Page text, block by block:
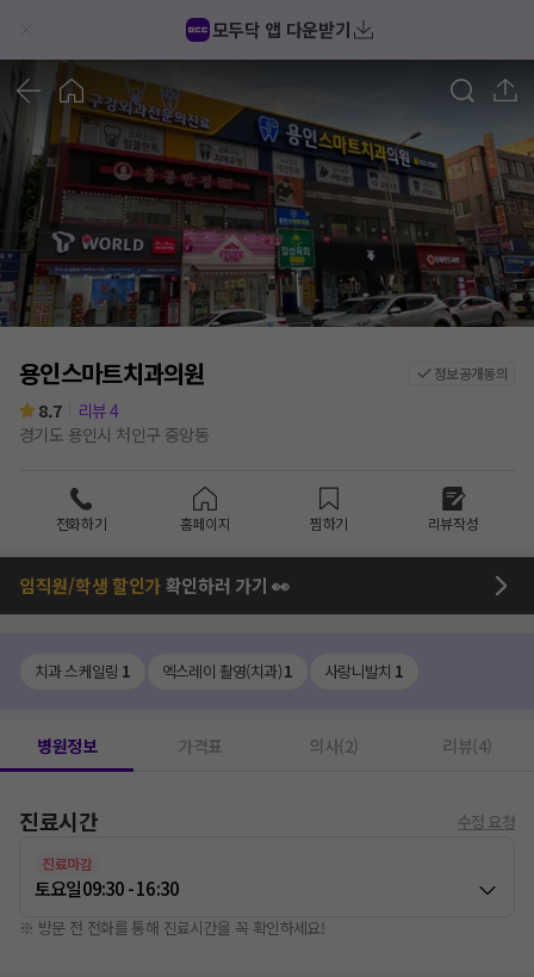
모두닥 앱 다운받기
1
용인스마트치과의원 정보공개동의
8.7 리뷰4
경기도 용인시 처인구 중앙동
전화하기 홈페이지 찜하기 리뷰작성
임직원/학생 할인가확인하러 가기 👀
치과 스케일링 1 엑스레이 촬영(치과)1 사랑니발치 1
병원정보 가격표 의사(2) 리뷰(4)
진료시간 수정 요청
진료마감
토요일09:30 - 16:30
※ 방문 전 전화를 통해 진료시간을 꼭 확인하세요!